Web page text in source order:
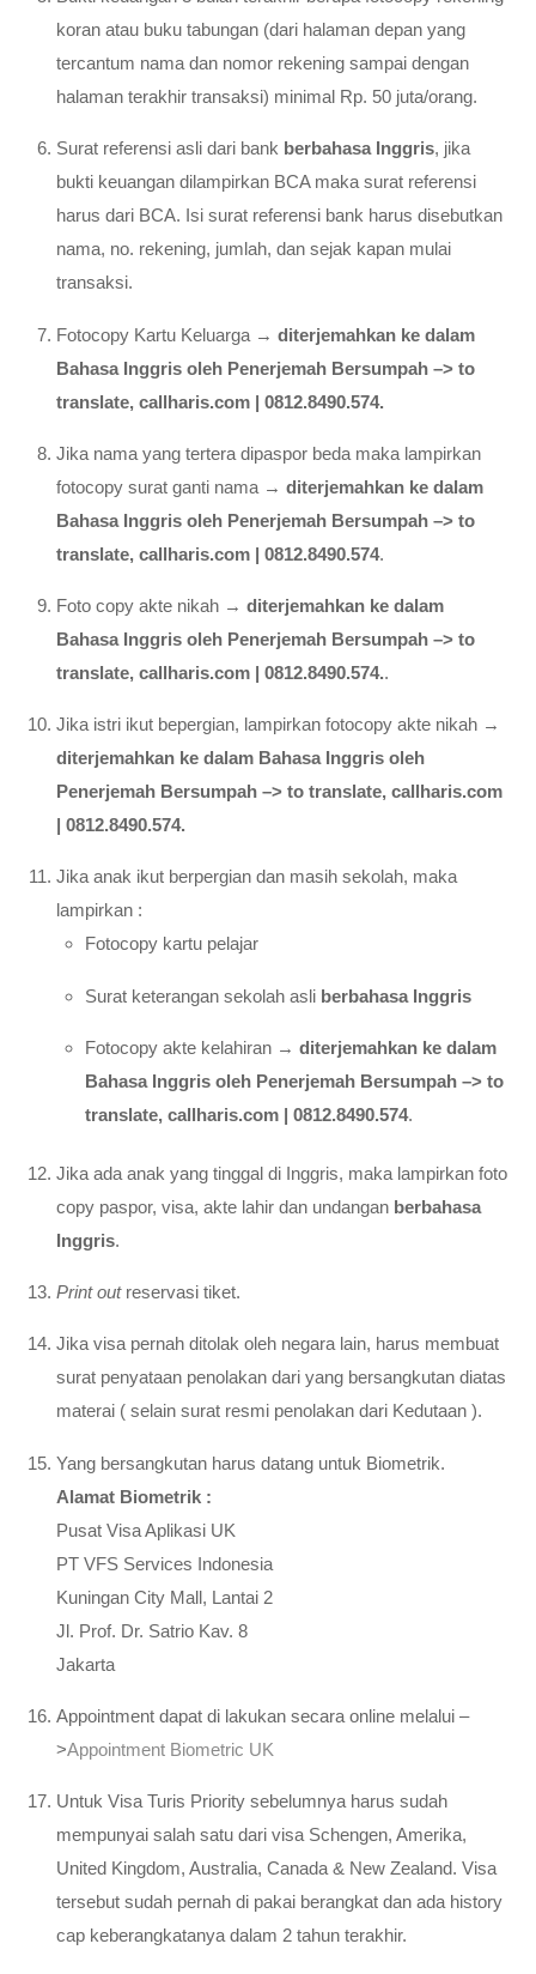
koran atau buku tabungan (dari halaman depan yang
tercantum nama dan nomor rekening sampai dengan
halaman terakhir transaksi) minimal Rp. 50 juta/orang.
Surat referensi asli dari bank berbahasa Inggris, jika
bukti keuangan dilampirkan BCA maka surat referensi
harus dari BCA. Isi surat referensi bank harus disebutkan
nama, no. rekening, jumlah, dan sejak kapan mulai
transaksi.
Fotocopy Kartu Keluarga → diterjemahkan ke dalam
Bahasa Inggris oleh Penerjemah Bersumpah –> to
translate, callharis.com | 0812.8490.574.
Jika nama yang tertera dipaspor beda maka lampirkan
fotocopy surat ganti nama → diterjemahkan ke dalam
Bahasa Inggris oleh Penerjemah Bersumpah –> to
translate, callharis.com | 0812.8490.574.
Foto copy akte nikah → diterjemahkan ke dalam
Bahasa Inggris oleh Penerjemah Bersumpah –> to
translate, callharis.com | 0812.8490.574..
Jika istri ikut bepergian, lampirkan fotocopy akte nikah →
diterjemahkan ke dalam Bahasa Inggris oleh
Penerjemah Bersumpah –> to translate, callharis.com
| 0812.8490.574.
Jika anak ikut berpergian dan masih sekolah, maka
lampirkan :
Fotocopy kartu pelajar
Surat keterangan sekolah asli berbahasa Inggris
Fotocopy akte kelahiran →diterjemahkan ke dalam
Bahasa Inggris oleh Penerjemah Bersumpah –> to
translate, callharis.com | 0812.8490.574.
Jika ada anak yang tinggal di Inggris, maka lampirkan foto
copy paspor, visa, akte lahir dan undangan berbahasa
Inggris.
Print outreservasi tiket.
Jika visa pernah ditolak oleh negara lain, harus membuat
surat penyataan penolakan dari yang bersangkutan diatas
materai ( selain surat resmi penolakan dari Kedutaan ).
Yang bersangkutan harus datang untuk Biometrik.
Alamat Biometrik :
Pusat Visa Aplikasi UK
PT VFS Services Indonesia
Kuningan City Mall, Lantai 2
Jl. Prof. Dr. Satrio Kav. 8
Jakarta
Appointment dapat di lakukan secara online melalui –
>Appointment Biometric UK
Untuk Visa Turis Priority sebelumnya harus sudah
mempunyai salah satu dari visa Schengen, Amerika,
United Kingdom, Australia, Canada & New Zealand. Visa
tersebut sudah pernah di pakai berangkat dan ada history
cap keberangkatanya dalam 2 tahun terakhir.